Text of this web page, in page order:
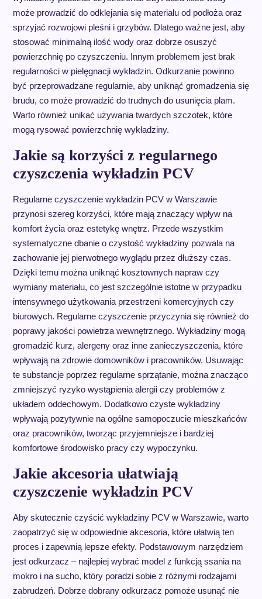
może prowadzić do odklejania się materiału od podłoża oraz
sprzyjać rozwojowi pleśni i grzybów. Dlatego ważne jest, aby
stosować minimalną ilość wody oraz dobrze osuszyć
powierzchnię po czyszczeniu. Innym problemem jest brak
regularności w pielęgnacji wykładzin. Odkurzanie powinno
być przeprowadzane regularnie, aby uniknąć gromadzenia się
brudu, co może prowadzić do trudnych do usunięcia plam.
Warto również unikać używania twardych szczotek, które
mogą rysować powierzchnię wykładziny.
Jakie są korzyści z regularnego
czyszczenia wykładzin PCV
Regularne czyszczenie wykładzin PCV w Warszawie
przynosi szereg korzyści, które mają znaczący wpływ na
komfort życia oraz estetykę wnętrz. Przede wszystkim
systematyczne dbanie o czystość wykładziny pozwala na
zachowanie jej pierwotnego wyglądu przez dłuższy czas.
Dzięki temu można uniknąć kosztownych napraw czy
wymiany materiału, co jest szczególnie istotne w przypadku
intensywnego użytkowania przestrzeni komercyjnych czy
biurowych. Regularne czyszczenie przyczynia się również do
poprawy jakości powietrza wewnętrznego. Wykładziny mogą
gromadzić kurz, alergeny oraz inne zanieczyszczenia, które
wpływają na zdrowie domowników i pracowników. Usuwając
te substancje poprzez regularne sprzątanie, można znacząco
zmniejszyć ryzyko wystąpienia alergii czy problemów z
układem oddechowym. Dodatkowo czyste wykładziny
wpływają pozytywnie na ogólne samopoczucie mieszkańców
oraz pracowników, tworząc przyjemniejsze i bardziej
komfortowe środowisko pracy czy wypoczynku.
Jakie akcesoria ułatwiają
czyszczenie wykładzin PCV
Aby skutecznie czyścić wykładziny PCV w Warszawie, warto
zaopatrzyć się w odpowiednie akcesoria, które ułatwią ten
proces i zapewnią lepsze efekty. Podstawowym narzędziem
jest odkurzacz – najlepiej wybrać model z funkcją ssania na
mokro i na sucho, który poradzi sobie z różnymi rodzajami
zabrudzeń. Dobrze dobrany odkurzacz pomoże usunąć nie